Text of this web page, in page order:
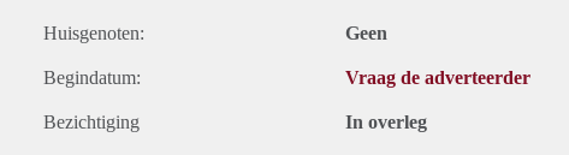
Huisgenoten: Geen
Begindatum: Vraag de adverteerder
Bezichtiging In overleg